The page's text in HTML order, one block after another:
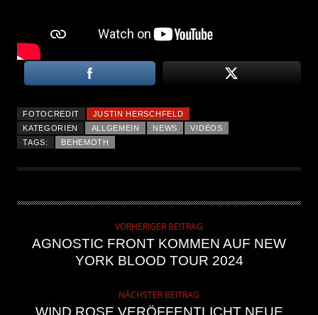
FOTOCREDIT
JUSTIN HERSCHFELD
KATEGORIEN
ALLGEMEIN NEWS
VIDEOS
TAGS:
BEHEMOTH
VORHERIGER BEITRAG
AGNOSTIC FRONT KOMMEN AUF NEW
YORK BLOOD TOUR 2024
NÄCHSTER BEITRAG
WIND ROSE VERÖFFENTLICHT NEUE